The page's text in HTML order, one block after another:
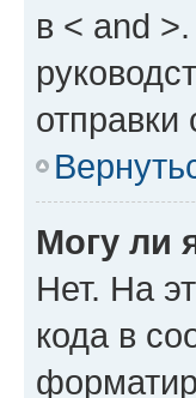
в < and
Могу ли
Нет. На
кода в